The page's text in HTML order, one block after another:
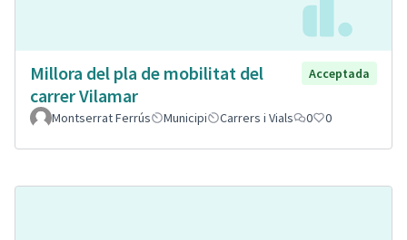
Millora del pla de mobilitat del
carrer Vilamar
Acceptada
Montserrat Ferrús Municipi Carrers i Vials 0 0